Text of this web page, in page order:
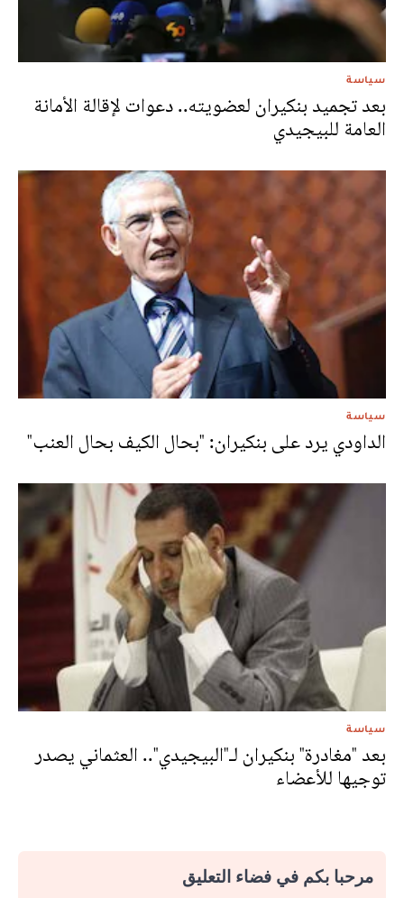
سياسة
بعد تجميد بنكيران لعضويته.. دعوات لإقالة الأمانة
العامة للبيجيدي
سياسة
الداودي يرد على بنكيران: "بحال الكيف بحال العنب"
سياسة
بعد "مغادرة" بنكيران لـ"البيجيدي".. العثماني يصدر
توجيها للأعضاء
مرحبا بكم في فضاء التعليق